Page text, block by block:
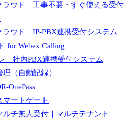
ラウド｜工事不要・すぐ使える受付
ラウド｜IP-PBX連携受付システム
for Webex Calling
｜社内PBX連携受付システム
（自動記録）
OnePass
マートゲート
ルチ無人受付｜マルチテナント